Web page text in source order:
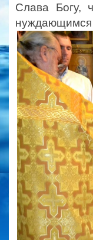
Слава Богу,
нуждающимся